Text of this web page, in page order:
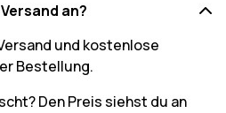
an?
und kostenlose
Bestellung.
Den Preis siehst du an